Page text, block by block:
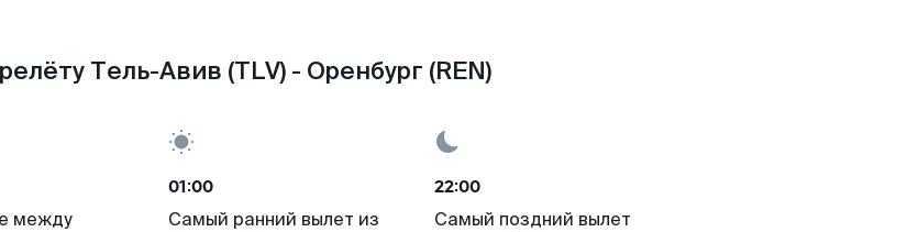
Тель-Авив (TLV) - Оренбург (REN)
между
01:00
Самый ранний вылет из
22:00
Самый поздний вылет